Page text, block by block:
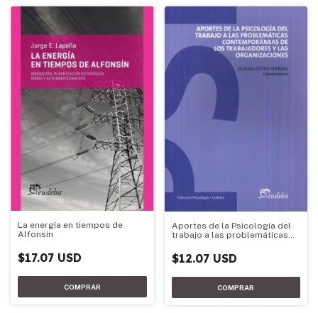
La energía en tiempos de
Alfonsín
$17.07 USD
Aportes de la Psicología del
trabajo a las problemáticas
trabajadores y las or
$12.07 USD